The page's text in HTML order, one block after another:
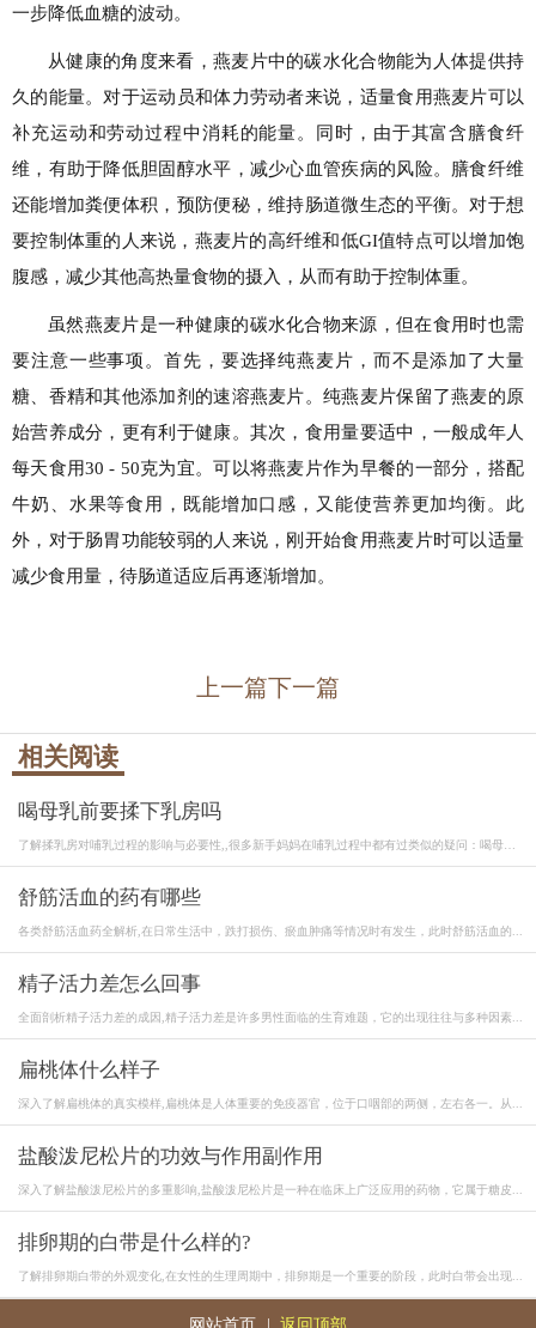
一步降低血糖的波动。
从健康的角度来看，燕麦片中的碳水化合物能为人体提供持
久的能量。对于运动员和体力劳动者来说，适量食用燕麦片可以
补充运动和劳动过程中消耗的能量。同时，由于其富含膳食纤
维，有助于降低胆固醇水平，减少心血管疾病的风险。膳食纤维
还能增加粪便体积，预防便秘，维持肠道微生态的平衡。对于想
要控制体重的人来说，燕麦片的高纤维和低GI值特点可以增加饱
腹感，减少其他高热量食物的摄入，从而有助于控制体重。
虽然燕麦片是一种健康的碳水化合物来源，但在食用时也需
要注意一些事项。首先，要选择纯燕麦片，而不是添加了大量
糖、香精和其他添加剂的速溶燕麦片。纯燕麦片保留了燕麦的原
始营养成分，更有利于健康。其次，食用量要适中，一般成年人
每天食用30 - 50克为宜。可以将燕麦片作为早餐的一部分，搭配
牛奶、水果等食用，既能增加口感，又能使营养更加均衡。此
外，对于肠胃功能较弱的人来说，刚开始食用燕麦片时可以适量
减少食用量，待肠道适应后再逐渐增加。
上一篇下一篇
相关阅读
喝母乳前要揉下乳房吗
了解揉乳房对哺乳过程的影响与必要性,,很多新手妈妈在哺乳过程中都有过类似的疑问：喝母
舒筋活血的药有哪些
各类舒筋活血药全解析,在日常生活中，跌打损伤、瘀血肿痛等情况时有发生，此时舒筋活血的...
精子活力差怎么回事
全面剖析精子活力差的成因,精子活力差是许多男性面临的生育难题，它的出现往往与多种因素...
扁桃体什么样子
深入了解扁桃体的真实模样,扁桃体是人体重要的免疫器官，位于口咽部的两侧，左右各一。从...
盐酸泼尼松片的功效与作用副作用
深入了解盐酸泼尼松片的多重影响,盐酸泼尼松片是一种在临床上广泛应用的药物，它属于糖皮...
排卵期的白带是什么样的?
了解排卵期白带的外观变化,在女性的生理周期中，排卵期是一个重要的阶段，此时白带会出现...